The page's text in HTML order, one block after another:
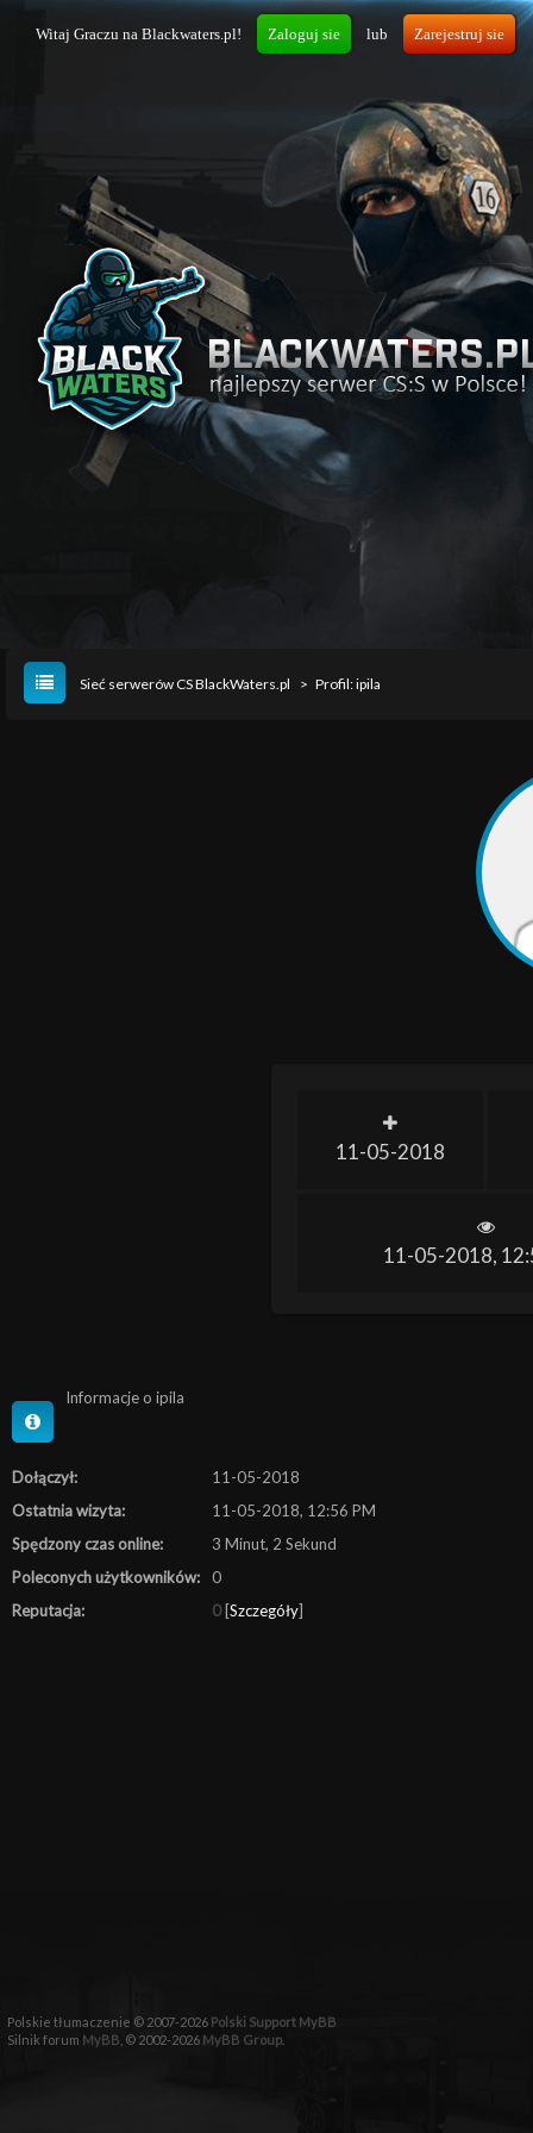
Witaj Graczu na Blackwaters.pl! Zaloguj sie lub Zarejestruj sie
Sieć serwerów CS BlackWaters.pl > Profil: ipila
11-05-2018
11-05-2018,
Informacje o ipila
Dołączył:
11-05-2018
Ostatnia wizyta:
11-05-2018, 12:56 PM
Spędzony czas online:
3 Minut, 2 Sekund
Poleconych użytkowników:
0
Reputacja:
0 [Szczegóły]
Polskie tłumaczenie © 2007-2026 Polski Support MyBB
Silnik forum MyBB , © 2002-2026 MyBB Group